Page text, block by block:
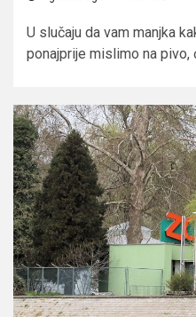
U slučaju da vam manjka
ponajprije mislimo na pivo,